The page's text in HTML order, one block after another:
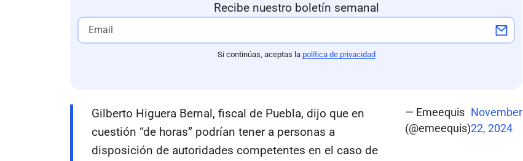
Recibe nuestro boletín semanal
Si continúas, aceptas la política de privacidad
Gilberto Higuera Bernal, fiscal de Puebla, dijo que en
cuestión “de horas” podrían tener a personas a
disposición de autoridades competentes en el caso de
— Emeequis
(@emeequis)
November
22, 2024